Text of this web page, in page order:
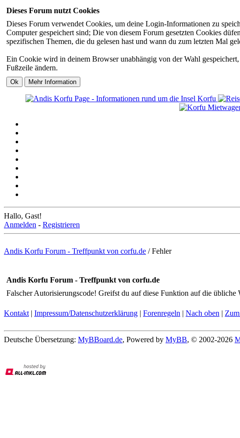
Dieses Forum nutzt Cookies
Dieses Forum verwendet Cookies, um deine Login-Informationen zu
Computer gespeichert sind; Die von diesem Forum gesetzten Cookies
spezifischen Themen, die du gelesen hast und wann du zum letzten Mal
Ein Cookie wird in deinem Browser unabhängig von der Wahl
Fußzeile ändern.
Hallo, Gast!
Anmelden - Registrieren
Andis Korfu Forum - Treffpunkt von corfu.de /Fehler
Andis Korfu Forum - Treffpunkt von corfu.de
Falscher Autorisierungscode! Greifst du auf diese Funktion auf die übliche
Kontakt | Impressum/Datenschutzerklärung | Forenregeln | Nach oben |
Deutsche Übersetzung: MyBBoard.de, Powered by MyBB, © 2002-2026